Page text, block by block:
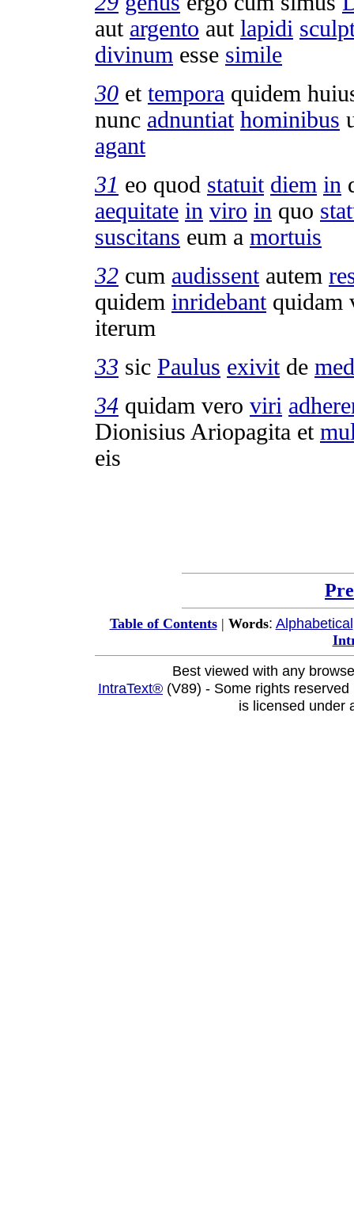
aut argento aut lapidi
divinum esse simile
30 et tempora quidem
nunc adnuntiat hominibus
agant
31 eo quod statuit diem in
aequitate in viro in quo
suscitans eum a mortuis
32 cum audissentautem
quidem inridebantquidam
iterum
33 sic Paulus exivitde
34 quidam vero viri
Dionisius Ariopagita et
eis
Table of Contents| Words: Alphabetical
Best viewed with any
IntraText® (V89) - Some rights
is licensed under